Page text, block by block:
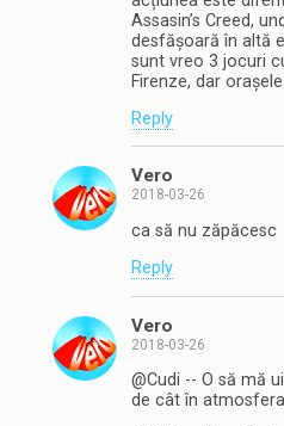
Assasin’s Creed,
desfășoară în altă
sunt vreo 3 jocuri
Firenze, dar
Reply
Vero
2018-03-26
ca să nu zăpăcesc
Reply
Vero
2018-03-26
@Cudi -- O să mă
de cât în